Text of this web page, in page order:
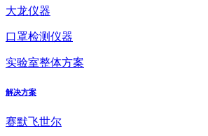
大龙仪器
口罩检测仪器
实验室整体方案
解决方案
赛默飞世尔